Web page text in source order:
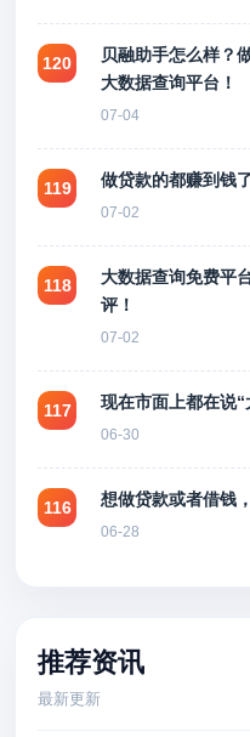
120
贝融助手怎么样？
大数据查询平台！
07-04
119 做贷款的都赚到钱
07-02
118
大数据查询免费平
评！
07-02
117 现在市面上都在说
06-30
116 想做贷款或者借钱
06-28
推荐资讯
最新更新